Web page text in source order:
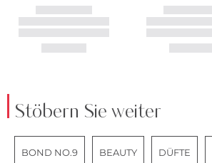
Stöbern Sie weiter
BOND NO.9 BEAUTY DÜFTE